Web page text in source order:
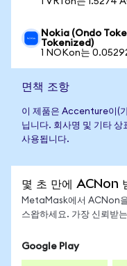
Nokia (Ondo
Tokenized)
1 NOKon는
면책 조항
이 제품은 Accenture이(
닙니다. 회사명 및 기타 상
사용됩니다.
몇 초 만에 ACNon
MetaMask에서 ACNon
스왑하세요. 가장 신뢰받
Google Play